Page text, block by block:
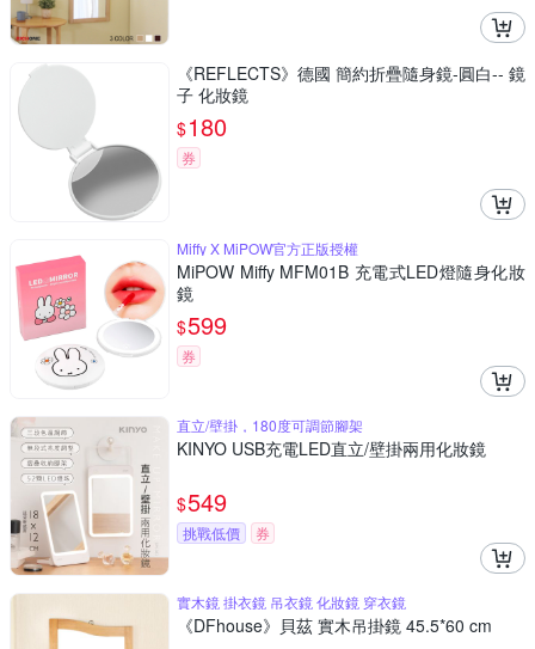
《REFLECTS》德國 簡約折疊隨身鏡-圓白-- 鏡
子 化妝鏡
$180
券
Miffy X MiPOW官方正版授權
MiPOW Miffy MFM01B 充電式LED燈隨身化妝
鏡
$599
券
直立/壁掛，180度可調節腳架
KINYO USB充電LED直立/壁掛兩用化妝鏡
$549
挑戰低價 券
實木鏡 掛衣鏡 吊衣鏡 化妝鏡 穿衣鏡
《DFhouse》貝茲 實木吊掛鏡 45.5*60 cm